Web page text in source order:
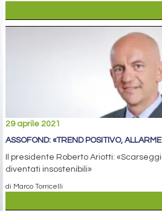
29 aprile 2021
ASSOFOND: «TREND POSITIVO,
Il presidente Roberto Ariotti:
diventati insostenibili»
di Marco Torricelli